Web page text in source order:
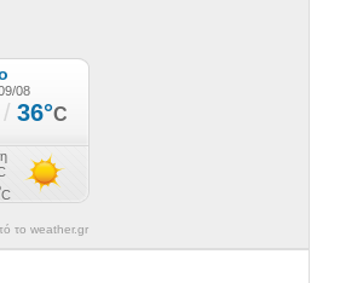
το weather.gr